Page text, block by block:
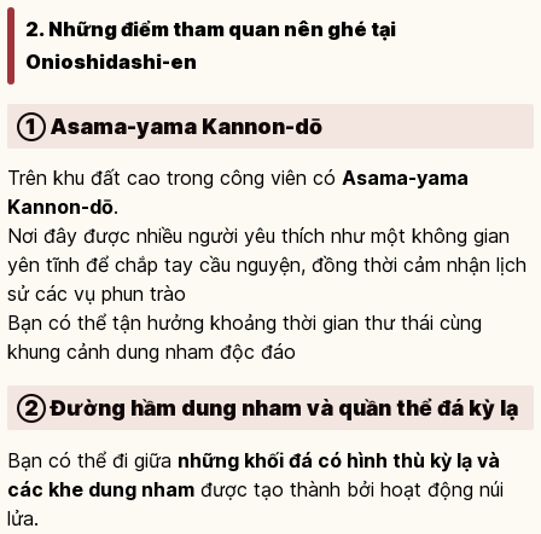
2. Những điểm tham quan nên ghé tại
Onioshidashi-en
① Asama-yama Kannon-dō
Trên khu đất cao trong công viên có Asama-yama
Kannon-dō.
Nơi đây được nhiều người yêu thích như một không gian
yên tĩnh để chắp tay cầu nguyện, đồng thời cảm nhận lịch
sử các vụ phun trào
Bạn có thể tận hưởng khoảng thời gian thư thái cùng
khung cảnh dung nham độc đáo
② Đường hầm dung nham và quần thể đá kỳ lạ
Bạn có thể đi giữa những khối đá có hình thù kỳ lạ và
các khe dung nham được tạo thành bởi hoạt động núi
lửa.